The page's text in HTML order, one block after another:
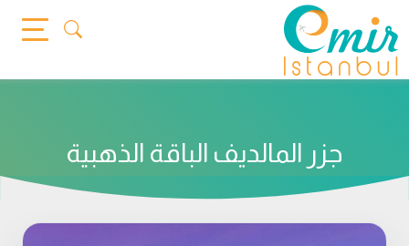
to
content
جزر المالديف الباقة الذهبية